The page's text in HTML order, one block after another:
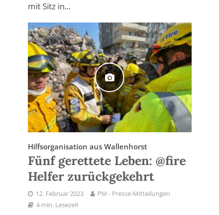
mit Sitz in...
Hilfsorganisation aus Wallenhorst
Fünf gerettete Leben: @fire
Helfer zurückgekehrt
12. Februar 2023
PM - Presse-Mitteilungen
4 min. Lesezeit